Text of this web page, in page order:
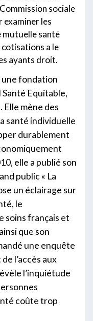
sociale
examiner les
mutuelle santé
cotisations a le
ayants droit.
une fondation
Equitable,
Elle mène des
santé individuelle
durablement
elle a publié son
public « La
un éclairage sur
le
soins français et
que son
une enquête
l’accès aux
l’inquiétude
coûte trop